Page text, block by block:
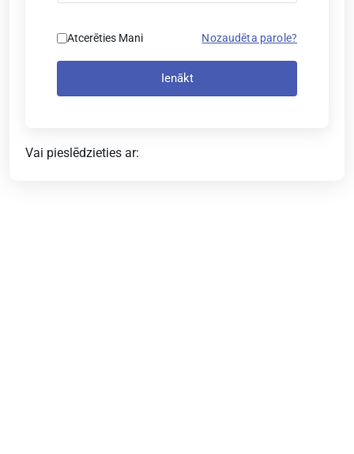
Atcerēties Mani Nozaudēta parole?
Ienākt
Vai pieslēdzieties ar: